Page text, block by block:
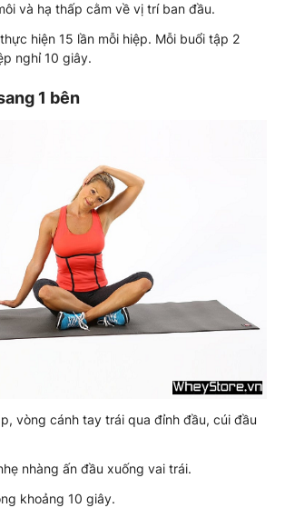
và hạ thấp cằm về vị trí ban đầu.
hiện 15 lần mỗi hiệp. Mỗi buổi tập 2
nghỉ 10 giây.
1 bên
vòng cánh tay trái qua đỉnh đầu, cúi đầu
nhàng ấn đầu xuống vai trái.
khoảng 10 giây.